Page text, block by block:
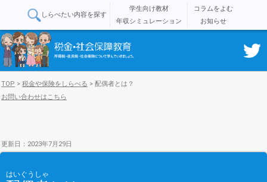
しらべたい内容を探す
学生向け教材
コラムをよむ
年収シミュレーション
お知らせ
TOP > 税金や保険をしらべる > 配偶者とは？
お問い合わせはこちら
更新日：2023年7月29日
はいぐうしゃ